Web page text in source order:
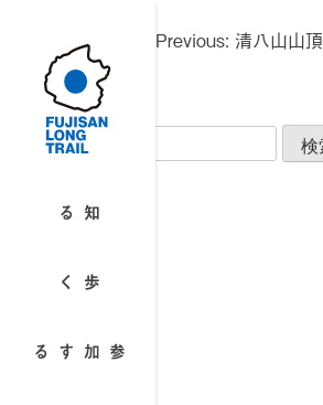
content
知る
歩く
参加する
投
ビ
Previous: 清八山山頂
最近のコメント
カテゴリーなし